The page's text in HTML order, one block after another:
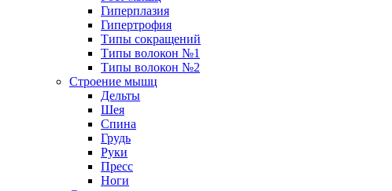
Гиперплазия
Гипертрофия
Типы сокращений
Типы волокон №1
Типы волокон №2
Строение мышц
Дельты
Шея
Спина
Грудь
Руки
Пресс
Ноги